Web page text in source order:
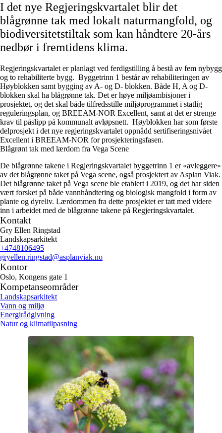
I det nye Regjeringskvartalet blir det
blågrønne tak med lokalt naturmangfold, og
biodiversitetstiltak som kan håndtere 20-års
nedbør i fremtidens klima.
Regjeringskvartalet er planlagt ved ferdigstilling å bestå av fem nybygg
og to rehabiliterte bygg. Byggetrinn 1 består av rehabiliteringen av
Høyblokken samt bygging av A- og D- blokken. Både H, A og D-
blokken skal ha blågrønne tak. Det er høye miljøambisjoner i
prosjektet, og det skal både tilfredsstille miljøprogrammet i statlig
reguleringsplan, og BREEAM-NOR Excellent, samt at det er strenge
krav til påslipp på kommunalt avløpsnett. Høyblokken har som første
delprosjekt i det nye regjeringskvartalet oppnådd sertifiseringsnivået
Excellent i BREEAM-NOR for prosjekteringsfasen.
Blågrønt tak med lærdom fra Vega Scene
De blågrønne takene i Regjeringskvartalet byggetrinn 1 er «avleggere»
av det blågrønne taket på Vega scene, også prosjektert av Asplan Viak.
Det blågrønne taket på Vega scene ble etablert i 2019, og det har siden
vært forsket på både vannhåndtering og biologisk mangfold i form av
plante og dyreliv. Lærdommen fra dette prosjektet er tatt med videre
inn i arbeidet med de blågrønne takene på Regjeringskvartalet.
Kontakt
Gry Ellen Ringstad
Landskapsarkitekt
+4748106495
gryellen.ringstad@asplanviak.no
Kontor
Oslo, Kongens gate 1
Kompetanseområder
Landskapsarkitekt
Vann og miljø
Energirådgivning
Natur og klimatilpasning